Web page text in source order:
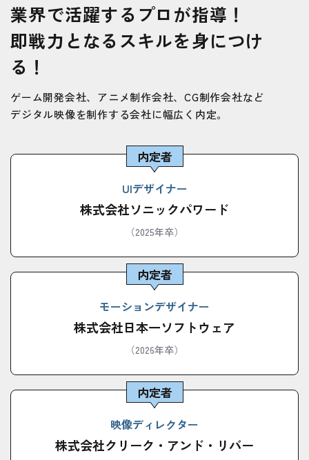
業界で活躍するプロが指導！
即戦力となるスキルを身につけ
る！
ゲーム開発会社、アニメ制作会社、CG制作会社など
デジタル映像を制作する会社に幅広く内定。
内定者
UIデザイナー
株式会社ソニックパワード
（2025年卒）
内定者
モーションデザイナー
株式会社日本一ソフトウェア
（2026年卒）
内定者
映像ディレクター
株式会社クリーク・アンド・リバー